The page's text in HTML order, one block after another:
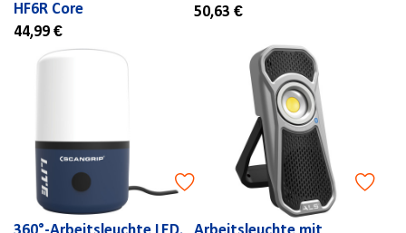
HF6R Core
44,99 €
50,63 €